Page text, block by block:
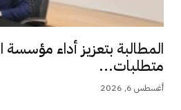
المطالبة بتعزيز أداء مؤسسة
متطلبات...
أغسطس 6, 2026